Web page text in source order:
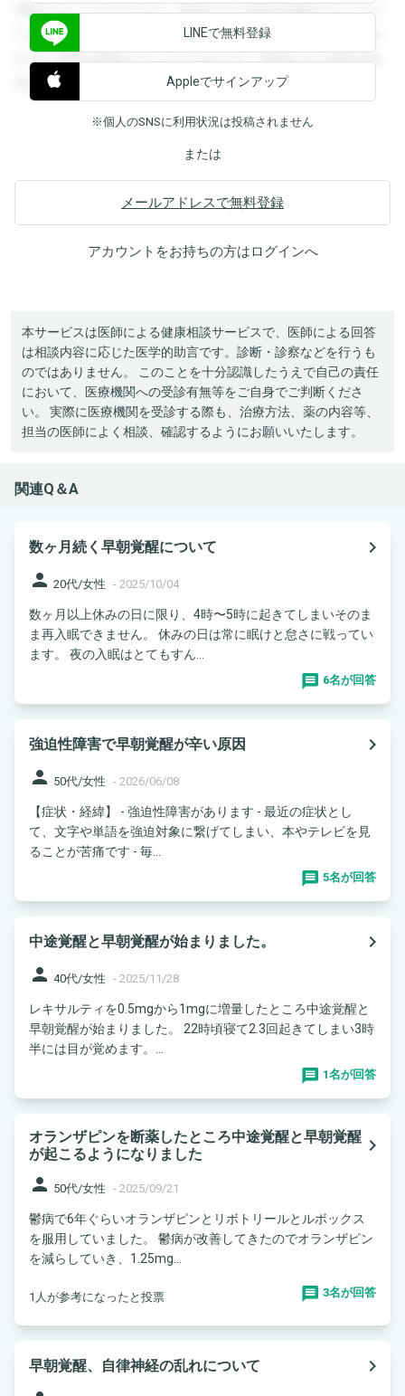
閲覧することができます。登録すると回答を閲覧することが
できます。登録すると回答を閲覧することができます。登録
すると回答を閲覧することができます。登録すると回答を閲
覧することができます。
LINEで無料登録
Appleでサインアップ
※個人のSNSに利用状況は投稿されません
または
メールアドレスで無料登録
アカウントをお持ちの方はログインへ
本サービスは医師による健康相談サービスで、医師による回答
は相談内容に応じた医学的助言です。診断・診察などを行うも
のではありません。 このことを十分認識したうえで自己の責任
において、医療機関への受診有無等をご自身でご判断くださ
い。 実際に医療機関を受診する際も、治療方法、薬の内容等、
担当の医師によく相談、確認するようにお願いいたします。
関連Q＆A
数ヶ月続く早朝覚醒について
navigate_next
person 20代/女性 - 2025/10/04
数ヶ月以上休みの日に限り、4時〜5時に起きてしまいそのま
ま再入眠できません。 休みの日は常に眠けと怠さに戦ってい
ます。 夜の入眠はとてもすん...
6名が回答
強迫性障害で早朝覚醒が辛い原因
navigate_next
person 50代/女性 - 2026/06/08
【症状・経緯】 - 強迫性障害があります - 最近の症状とし
て、文字や単語を強迫対象に繋げてしまい、本やテレビを見
ることが苦痛です - 毎...
5名が回答
中途覚醒と早朝覚醒が始まりました。
navigate_next
person 40代/女性 - 2025/11/28
レキサルティを0.5mgから1mgに増量したところ中途覚醒と
早朝覚醒が始まりました。 22時頃寝て2.3回起きてしまい3時
半には目が覚めます。...
1名が回答
オランザピンを断薬したところ中途覚醒と早朝覚醒
が起こるようになりました
navigate_next
person 50代/女性 - 2025/09/21
鬱病で6年ぐらいオランザピンとリボトリールとルボックス
を服用していました。 鬱病が改善してきたのでオランザピン
を減らしていき、1.25mg...
1人が参考になったと投票 3名が回答
早朝覚醒、自律神経の乱れについて
navigate_next